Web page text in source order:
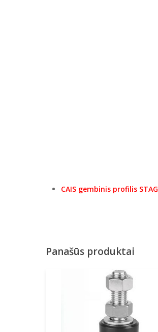
CAIS gembinis profilis
Panašūs produktai